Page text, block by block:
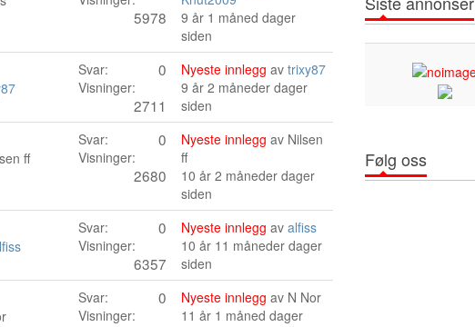
5978
9 år 1 måned dager
siden
Svar: 0
Visninger:
2711
Nyeste innlegg av trixy87
9 år 2 måneder dager
siden
ff
Svar: 0
Visninger:
2680
Nyeste innlegg av Nilsen
ff
10 år 2 måneder dager
siden
Svar: 0
Visninger:
6357
Nyeste innlegg av alfiss
10 år 11 måneder dager
siden
Svar: 0
Visninger:
Nyeste innlegg av N Nor
11 år 1 måned dager
Følg oss